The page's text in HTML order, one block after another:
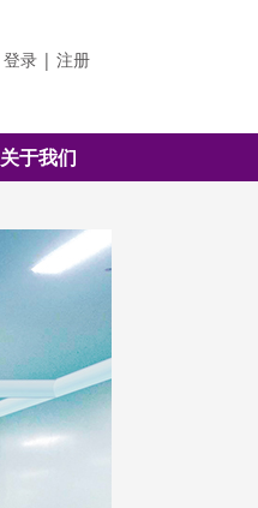
登录 | 注册
关于我们